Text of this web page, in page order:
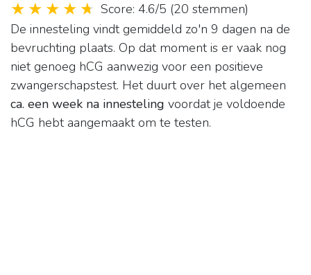
Score: 4.6/5 (20 stemmen)
De innesteling vindt gemiddeld zo'n 9 dagen na de
bevruchting plaats. Op dat moment is er vaak nog
niet genoeg hCG aanwezig voor een positieve
zwangerschapstest. Het duurt over het algemeen
ca. een week na innesteling voordat je voldoende
hCG hebt aangemaakt om te testen.